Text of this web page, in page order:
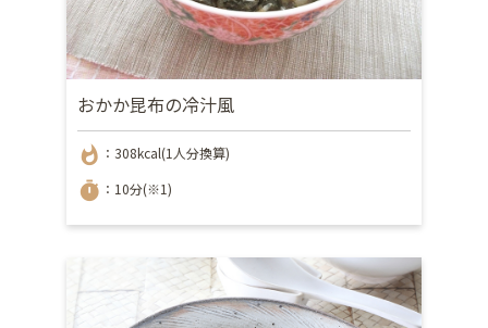
おかか昆布の冷汁風
whatshot ：308kcal(1人分換算)
timer ：10分(※1)